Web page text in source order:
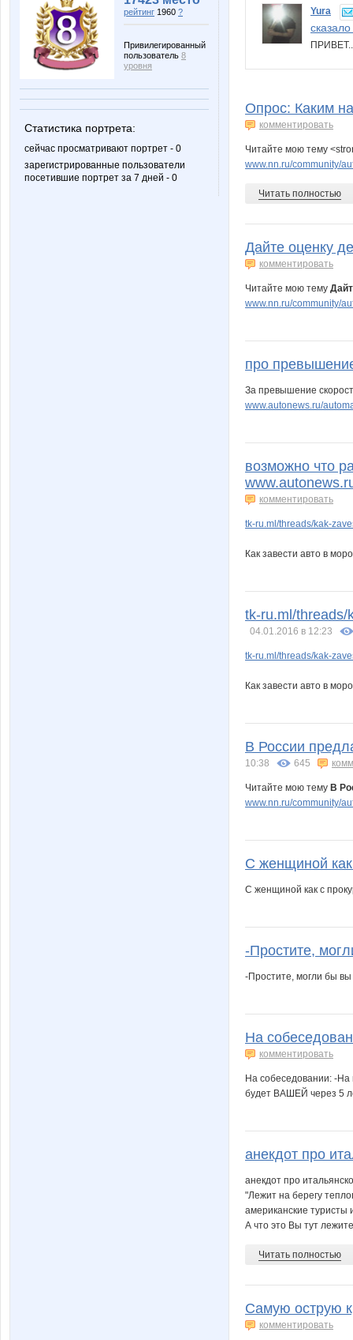
рейтинг 1960 ?
Привилегированный
пользователь 8
уровня
Статистика портрета:
сейчас просматривают портрет - 0
зарегистрированные пользователи
посетившие портрет за 7 дней - 0
Yura
Опрос: Каким
комментировать
Читайте мою тему
www.nn.ru/community/
Читать полностью
Дайте оценку
комментировать
Читайте мою тему
www.nn.ru/community/
про
За превышение
www.autonews.ru/
возможно что
комментировать
tk-ru.ml/threads/kak-
Как завести авто в
tk-ru.ml/threads/
04.01.2016 в 12:23
tk-ru.ml/threads/kak-
Как завести авто в
В России
10:38 645
Читайте мою тему В
www.nn.ru/community/
С женщиной
С женщиной как с
-Простите,
-Простите, могли бы
На
комментировать
На собеседовании: -На
будет ВАШЕЙ через 5
анекдот про
анекдот про
"Лежит на берегу
американские туристы
А что это Вы тут
Читать полностью
Самую острую
комментировать